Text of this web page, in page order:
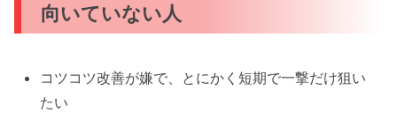
向いていない人
コツコツ改善が嫌で、とにかく短期で一撃だけ狙い
たい